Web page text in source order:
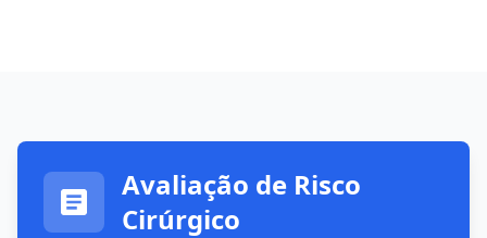
Avaliação de Risco
Cirúrgico